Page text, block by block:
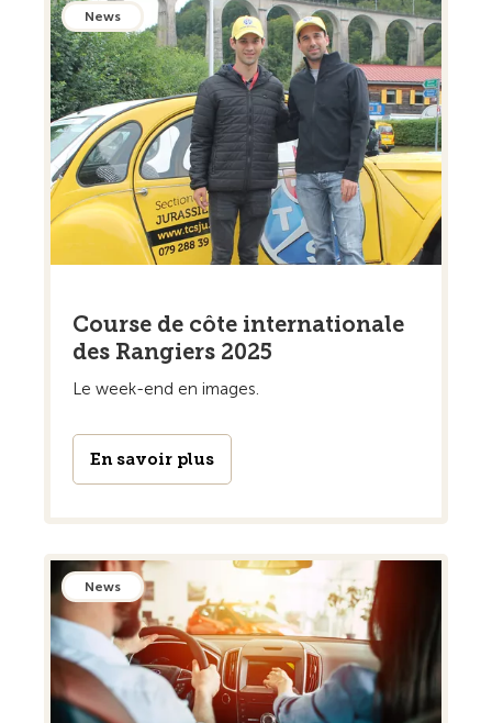
News
Course de côte internationale
des Rangiers 2025
Le week-end en images.
En savoir plus
News